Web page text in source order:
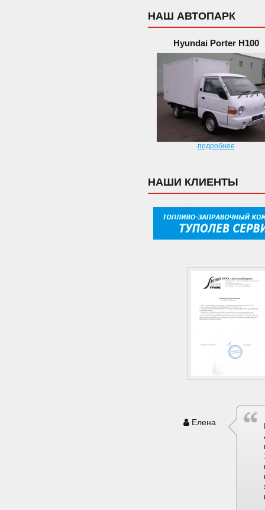
НАШ АВТОПАРК
Hyundai Porter H100
подробнее
НАШИ КЛИЕНТЫ
Елена